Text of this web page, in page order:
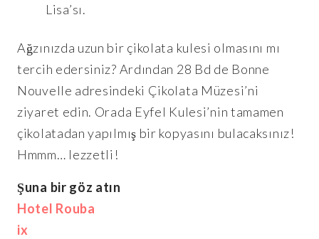
Lisa’sı.
Ağzınızda uzun bir çikolata kulesi olmasını mı
tercih edersiniz? Ardından 28 Bd de Bonne
Nouvelle adresindeki Çikolata Müzesi’ni
ziyaret edin. Orada Eyfel Kulesi’nin tamamen
çikolatadan yapılmış bir kopyasını bulacaksınız!
Hmmm… lezzetli!
Şuna bir göz atın
Hotel Rouba
ix